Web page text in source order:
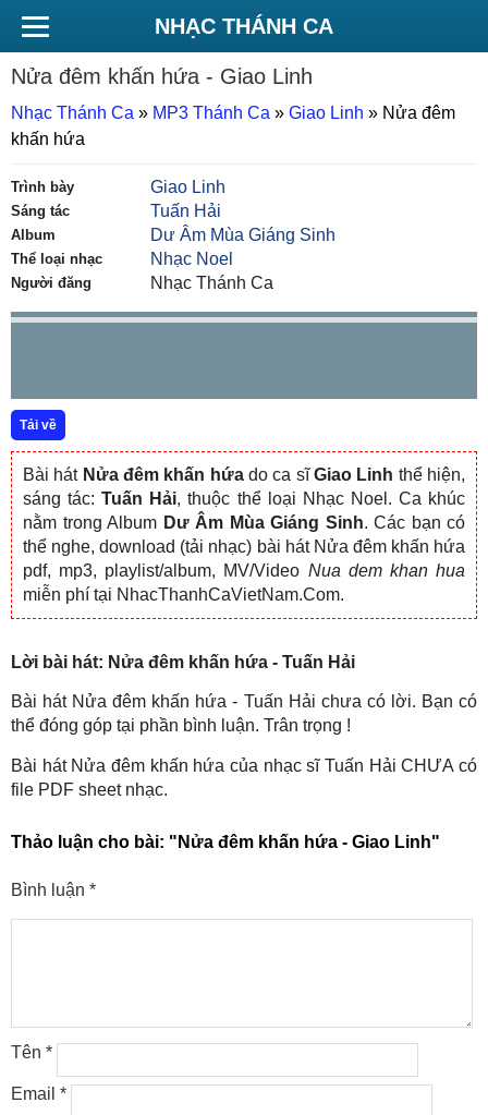
NHẠC THÁNH CA
Nửa đêm khấn hứa - Giao Linh
Nhạc Thánh Ca » MP3 Thánh Ca » Giao Linh » Nửa đêm
khấn hứa
Trình bày Giao Linh
Sáng tác Tuấn Hải
Album Dư Âm Mùa Giáng Sinh
Thể loại nhạc Nhạc Noel
Người đăng Nhạc Thánh Ca
Tải về
Bài hát Nửa đêm khấn hứado ca sĩGiao Linh thể hiện,
sáng tác:Tuấn Hải, thuộc thể loại Nhạc Noel. Ca khúc
nằm trong Album Dư Âm Mùa Giáng Sinh. Các bạn có
thể nghe, download (tải nhạc) bài hát Nửa đêm khấn hứa
pdf, mp3, playlist/album, MV/Video Nua dem khan hua
miễn phí tại NhacThanhCaVietNam.Com.
Lời bài hát: Nửa đêm khấn hứa - Tuấn Hải
Bài hát Nửa đêm khấn hứa - Tuấn Hải chưa có lời. Bạn có
thể đóng góp tại phần bình luận. Trân trọng !
Bài hát Nửa đêm khấn hứa của nhạc sĩ Tuấn Hải CHƯA có
file PDF sheet nhạc.
Thảo luận cho bài: "Nửa đêm khấn hứa - Giao Linh"
Bình luận *
Tên *
Email *